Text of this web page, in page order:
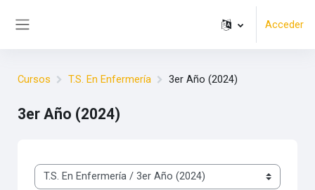
Acceder
Cursos T.S. En Enfermería 3er Año (2024)
3er Año (2024)
Categorías